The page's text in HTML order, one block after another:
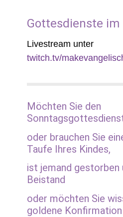
Gottesdienste im
Livestream unter
twitch.tv/
Möchten Sie den
oder brauchen Sie
Taufe Ihres Kindes,
ist jemand gestorben
Beistand
oder möchten Sie
goldene